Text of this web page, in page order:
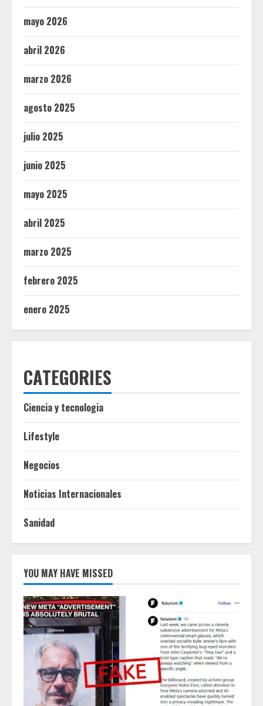
mayo 2026
abril 2026
marzo 2026
agosto 2025
julio 2025
junio 2025
mayo 2025
abril 2025
marzo 2025
febrero 2025
enero 2025
CATEGORIES
Ciencia y tecnologia
Lifestyle
Negocios
Noticias Internacionales
Sanidad
YOU MAY HAVE MISSED